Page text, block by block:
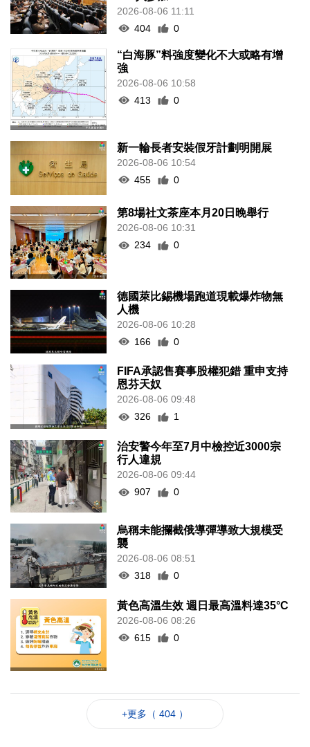
2026-08-06 11:11
404
0
“白海豚”料強度變化不大或略有增
強
2026-08-06 10:58
413
0
新一輪長者安裝假牙計劃明開展
2026-08-06 10:54
455
0
第8場社文茶座本月20日晚舉行
2026-08-06 10:31
234
0
德國萊比錫機場跑道現載爆炸物無
人機
2026-08-06 10:28
166
0
FIFA承認售賽事股權犯錯 重申支持
恩芬天奴
2026-08-06 09:48
326
1
治安警今年至7月中檢控近3000宗
行人違規
2026-08-06 09:44
907
0
烏稱未能攔截俄導彈導致大規模受
襲
2026-08-06 08:51
318
0
黃色高溫生效 週日最高溫料達35°C
2026-08-06 08:26
615
0
+更多（ 404 ）